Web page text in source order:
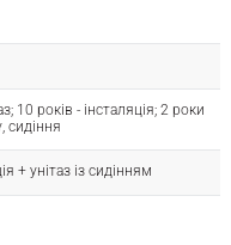
10 років - інсталяція; 2 роки
сидіння
+ унітаз із сидінням